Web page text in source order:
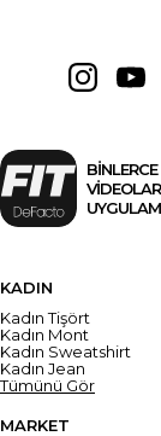
KADIN
Kadın Tişört
Kadın Mont
Kadın Sweatshirt
Kadın Jean
Tümünü Gör
MARKET